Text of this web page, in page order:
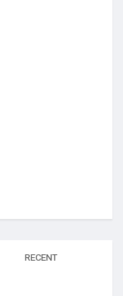
RECENT